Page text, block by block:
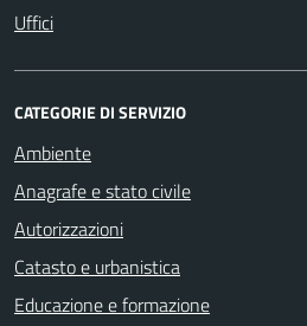
Uffici
CATEGORIE DI SERVIZIO
Ambiente
Anagrafe e stato civile
Autorizzazioni
Catasto e urbanistica
Educazione e formazione